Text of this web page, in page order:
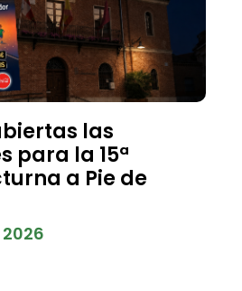
las
para la 15ª
a Pie de